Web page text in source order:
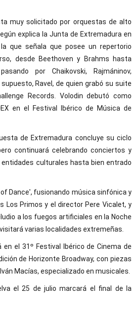
muy solicitado por orquestas de alto
explica la Junta de Extremadura en
que señala que posee un repertorio
desde Beethoven y Brahms hasta
por Chaikovski, Rajmáninov,
Ravel, de quien grabó su suite
Records. Volodin debutó como
en el Festival Ibérico de Música de
de Extremadura concluye su ciclo
continuará celebrando conciertos y
culturales hasta bien entrado
Dance', fusionando música sinfónica y
Los Primos y el director Pere Vicalet, y
a los fuegos artificiales en la Noche
varias localidades extremeñas.
el 31º Festival Ibérico de Cinema de
de Horizonte Broadway, con piezas
Macías, especializado en musicales.
el 25 de julio marcará el final de la